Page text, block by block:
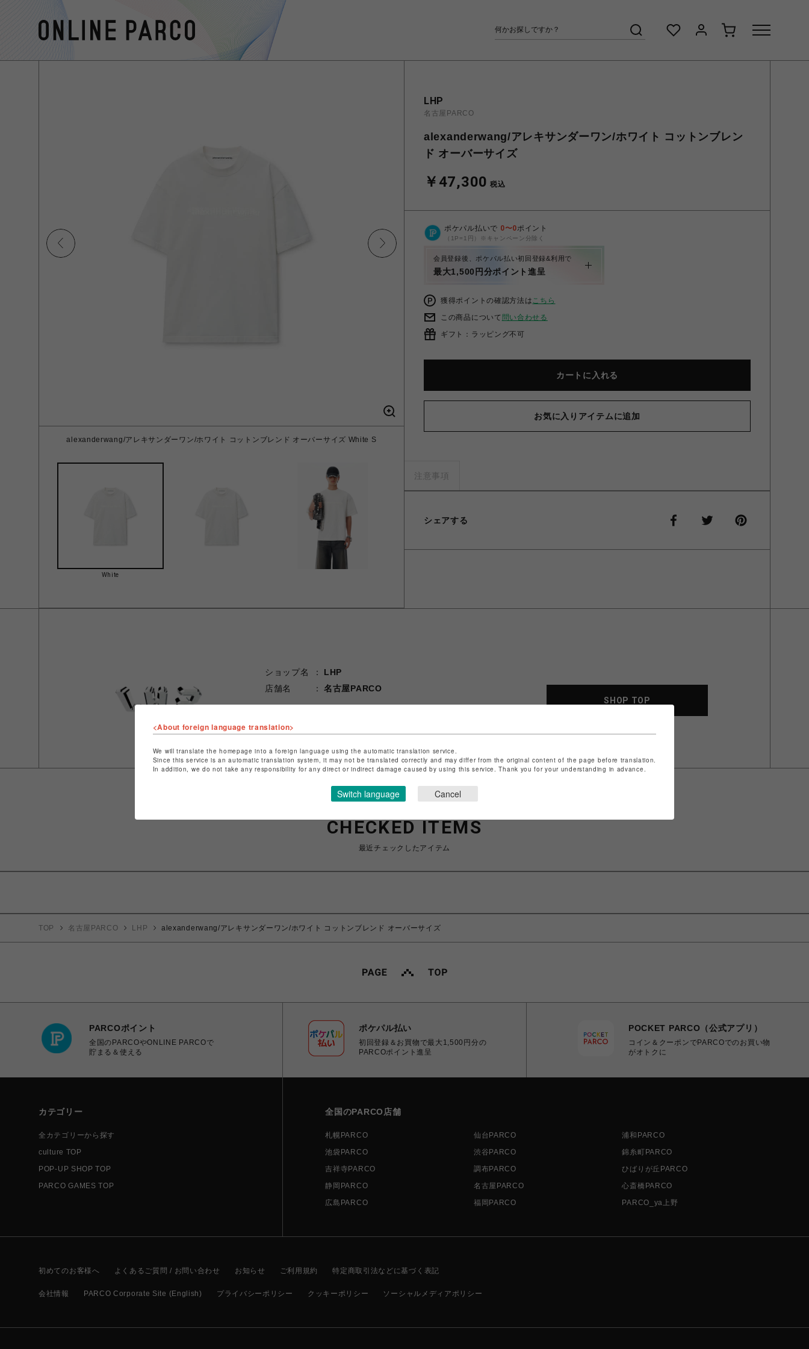
alexanderwang/アレキサンダーワン/ホワイト コットンブレンド オーバーサイズ White S
White
LHP
名古屋PARCO
alexanderwang/アレキサンダーワン/ホワイト コットンブレン
ド オーバーサイズ
￥47,300 税込
ポケパル払いで 0〜0ポイント
（1P=1円）※キャンペーン分除く
会員登録後、ポケパル払い初回登録&利用で
最大1,500円分ポイント進呈
獲得ポイントの確認方法はこちら
この商品について 問い合わせる
ギフト：ラッピング不可
カートに入れる
お気に入りアイテムに追加
注意事項
シェアする
ショップ名
LHP
店舗名
名古屋PARCO
ショップお問い合わせは
SHOP TOP
CHECKED ITEMS
最近チェックしたアイテム
TOP 名古屋PARCO LHP alexanderwang/アレキサンダーワン/ホワイト コットンブレンド オーバーサイズ
PARCOポイント
全国のPARCOやONLINE PARCOで
貯まる＆使える
ポケパル払い
初回登録＆お買物で最大1,500円分の
PARCOポイント進呈
POCKET PARCO（公式アプリ）
コイン＆クーポンでPARCOでのお買い物
がオトクに
カテゴリー
全カテゴリーから探す
culture TOP
POP-UP SHOP TOP
PARCO GAMES TOP
全国のPARCO店舗
札幌PARCO 仙台PARCO
浦和PARCO
池袋PARCO
渋谷PARCO
錦糸町PARCO
吉祥寺PARCO
調布PARCO
ひばりが丘PARCO
静岡PARCO
名古屋PARCO
心斎橋PARCO
広島PARCO
福岡PARCO PARCO_ya上野
初めてのお客様へ よくあるご質問 / お問い合わせ お知らせ ご利用規約 特定商取引法などに基づく表記
会社情報 PARCO Corporate Site (English) プライバシーポリシー クッキーポリシー ソーシャルメディアポリシー
<About foreign language translation>
We will translate the homepage into a foreign language using the automatic translation service.
Since this service is an automatic translation system, it may not be translated correctly and may differ from the original content of the page before translation.
In addition, we do not take any responsibility for any direct or indirect damage caused by using this service. Thank you for your understanding in advance.
Switch language Cancel